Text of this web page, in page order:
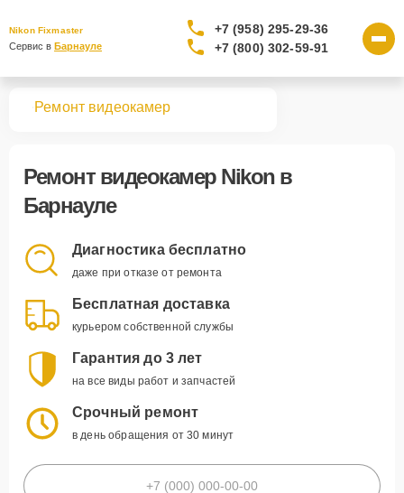
Nikon Fixmaster
Сервис в Барнауле
+7 (958) 295-29-36
+7 (800) 302-59-91
Ремонт видеокамер
Ремонт видеокамер Nikonв
Барнауле
Диагностика бесплатно
даже при отказе от ремонта
Бесплатная доставка
курьером собственной службы
Гарантия до 3 лет
на все виды работ и запчастей
Срочный ремонт
в день обращения от 30 минут